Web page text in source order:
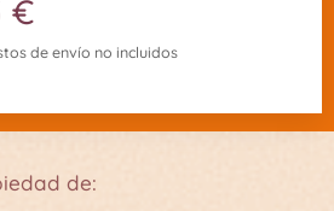
€
de envío no incluidos
de: